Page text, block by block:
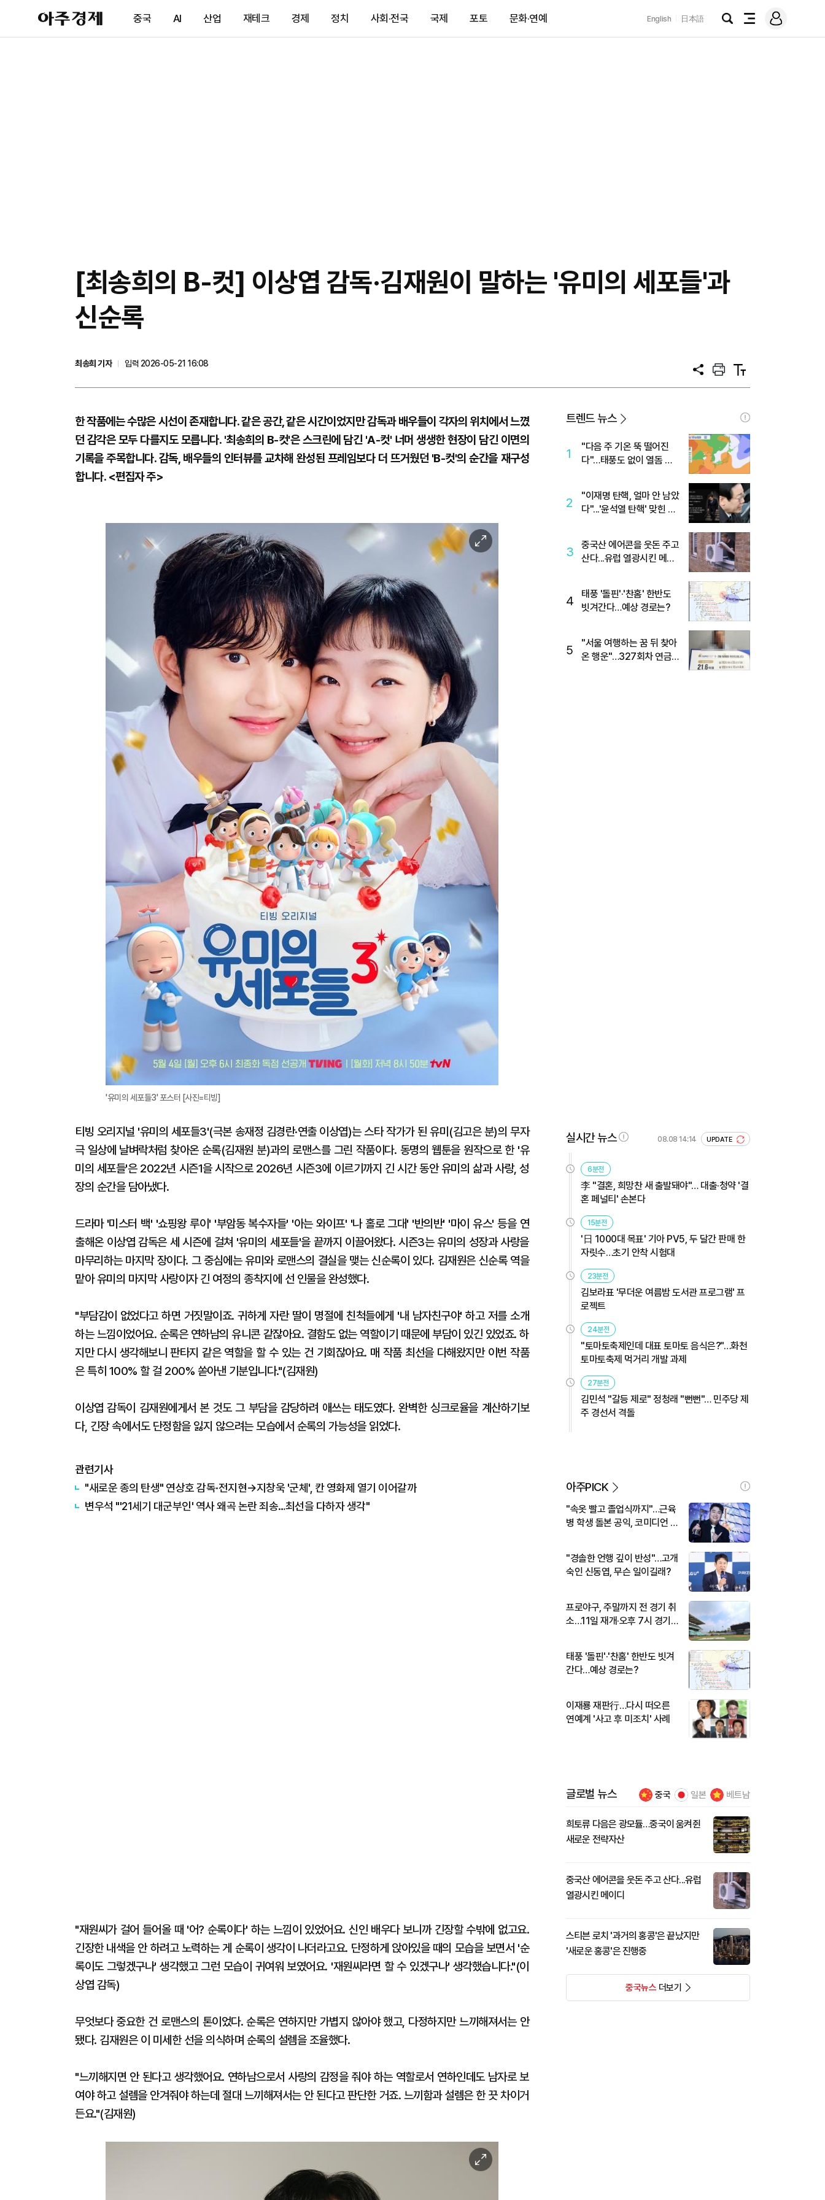
아
주
제
중국 AI 산업 재테크 경제 정치 사회·전국 국제 포토 문화·연예 English 日本語
검
전
메
그
[최송희의 B-컷] 이상엽 감독·김재원이 말하는 '유미의 세포들'과
신순록
최송희 기자
입력 2026-05-21 16:08
공
프
트
텍
트
한 작품에는 수많은 시선이 존재합니다. 같은 공간, 같은 시간이었지만 감독과 배우들이 각자의 위치에서 느꼈
던 감각은 모두 다를지도 모릅니다. '최송희의 B-컷'은 스크린에 담긴 'A-컷' 너머 생생한 현장이 담긴 이면의
기록을 주목합니다. 감독, 배우들의 인터뷰를 교차해 완성된 프레임보다 더 뜨거웠던 'B-컷'의 순간을 재구성
합니다. <편집자 주>
이
미
확
'유미의 세포들3' 포스터 [사진=티빙]
티빙 오리지널 '유미의 세포들3'(극본 송재정 김경란·연출 이상엽)는 스타 작가가 된 유미(김고은 분)의 무자
극 일상에 날벼락처럼 찾아온 순록(김재원 분)과의 로맨스를 그린 작품이다. 동명의 웹툰을 원작으로 한 '유
미의 세포들'은 2022년 시즌1을 시작으로 2026년 시즌3에 이르기까지 긴 시간 동안 유미의 삶과 사랑, 성
장의 순간을 담아냈다.
드라마 '미스터 백' '쇼핑왕 루이' '부암동 복수자들' '아는 와이프' '나 홀로 그대' '반의반' '마이 유스' 등을 연
출해온 이상엽 감독은 세 시즌에 걸쳐 '유미의 세포들'을 끝까지 이끌어왔다. 시즌3는 유미의 성장과 사랑을
마무리하는 마지막 장이다. 그 중심에는 유미와 로맨스의 결실을 맺는 신순록이 있다. 김재원은 신순록 역을
맡아 유미의 마지막 사랑이자 긴 여정의 종착지에 선 인물을 완성했다.
"부담감이 없었다고 하면 거짓말이죠. 귀하게 자란 딸이 명절에 친척들에게 '내 남자친구야' 하고 저를 소개
하는 느낌이었어요. 순록은 연하남의 유니콘 같잖아요. 결함도 없는 역할이기 때문에 부담이 있긴 있었죠. 하
지만 다시 생각해보니 판타지 같은 역할을 할 수 있는 건 기회잖아요. 매 작품 최선을 다해왔지만 이번 작품
은 특히 100% 할 걸 200% 쏟아낸 기분입니다."(김재원)
이상엽 감독이 김재원에게서 본 것도 그 부담을 감당하려 애쓰는 태도였다. 완벽한 싱크로율을 계산하기보
다, 긴장 속에서도 단정함을 잃지 않으려는 모습에서 순록의 가능성을 읽었다.
관련기사
"새로운 종의 탄생" 연상호 감독·전지현→지창욱 '군체', 칸 영화제 열기 이어갈까
변우석 "'21세기 대군부인' 역사 왜곡 논란 죄송…최선을 다하자 생각"
"재원씨가 걸어 들어올 때 '어? 순록이다' 하는 느낌이 있었어요. 신인 배우다 보니까 긴장할 수밖에 없고요.
긴장한 내색을 안 하려고 노력하는 게 순록이 생각이 나더라고요. 단정하게 앉아있을 때의 모습을 보면서 '순
록이도 그렇겠구나' 생각했고 그런 모습이 귀여워 보였어요. '재원씨라면 할 수 있겠구나' 생각했습니다."(이
상엽 감독)
무엇보다 중요한 건 로맨스의 톤이었다. 순록은 연하지만 가볍지 않아야 했고, 다정하지만 느끼해져서는 안
됐다. 김재원은 이 미세한 선을 의식하며 순록의 설렘을 조율했다.
"느끼해지면 안 된다고 생각했어요. 연하남으로서 사랑의 감정을 줘야 하는 역할로서 연하인데도 남자로 보
여야 하고 설렘을 안겨줘야 하는데 절대 느끼해져서는 안 된다고 판단한 거죠. 느끼함과 설렘은 한 끗 차이거
든요."(김재원)
이
미
트렌드 뉴스
1
"다음 주 기온 뚝 떨어진
다"…태풍도 없이 열돔 박
2
"이재명 탄핵, 얼마 안 남았
다"...'윤석열 탄핵' 맞힌 무
3
중국산 에어콘을 웃돈 주고
산다...유럽 열광시킨 메이
4
태풍 '돌핀'·'찬홈' 한반도
빗겨간다…예상 경로는?
5
"서울 여행하는 꿈 뒤 찾아
온 행운"…327회차 연금
실시간 뉴스 08.08 14:14 UPDATE
6분전
李 "결혼, 희망찬 새 출발돼야"… 대출·청약 '결
혼 페널티' 손본다
15분전
'日 1000대 목표' 기아 PV5, 두 달간 판매 한
자릿수…초기 안착 시험대
23분전
김보라표 '무더운 여름밤 도서관 프로그램' 프
로젝트
24분전
"토마토축제인데 대표 토마토 음식은?"…화천
토마토축제 먹거리 개발 과제
27분전
김민석 "갈등 제로" 정청래 "뻔뻔"… 민주당 제
주 경선서 격돌
아주PICK
"속옷 빨고 졸업식까지"…근육
병 학생 돌본 공익, 코미디언 김
"경솔한 언행 깊이 반성"…고개
숙인 신동엽, 무슨 일이길래?
프로야구, 주말까지 전 경기 취
소…11일 재개·오후 7시 경기
태풍 '돌핀'·'찬홈' 한반도 빗겨
간다…예상 경로는?
이재룡 재판行…다시 떠오른
연예계 '사고 후 미조치' 사례
글로벌 뉴스 중국 일본 베트남
희토류 다음은 광모듈…중국이 움켜쥔
새로운 전략자산
중국산 에어콘을 웃돈 주고 산다...유럽
열광시킨 메이디
스티븐 로치 '과거의 홍콩'은 끝났지만
'새로운 홍콩'은 진행중
중국뉴스더보기